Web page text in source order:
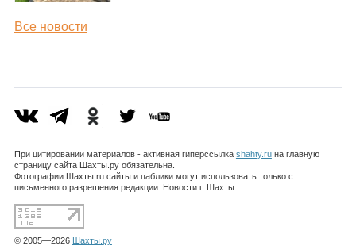
Все новости
При цитировании материалов - активная гиперссылка shahty.ruна главную
страницу сайта Шахты.ру обязательна.
Фотографии Шахты.ru сайты и паблики могут использовать только с
письменного разрешения редакции. Новости г. Шахты.
© 2005—2026 Шахты.ру